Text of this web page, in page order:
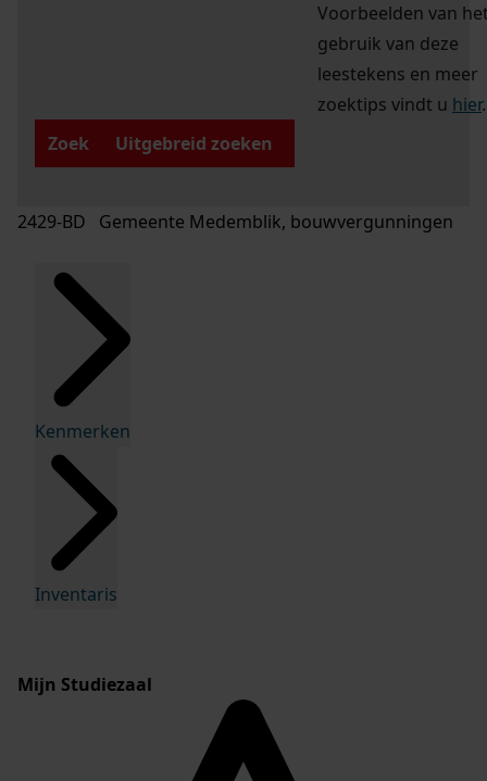
Voorbeelden van
gebruik van deze
leestekens en meer
zoektips vindt u hier.
Zoek
Uitgebreid zoeken
2429-BD Gemeente Medemblik, bouwvergunningen
Kenmerken
Inventaris
Mijn Studiezaal